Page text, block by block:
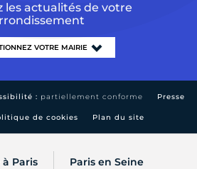
Paris Paris en Seine
les actualités de votre
: partiellement conforme Presse
de cookies Plan du site